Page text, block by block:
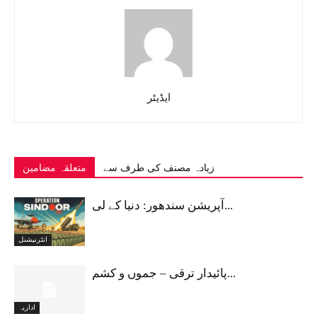
ایڈیٹر
متعلقہ مضامین زیادہ مصنف کی طرف سے
انٹرنیشنل
آپریشن سندھور: دنیا کے لی...
اداریہ
پائیدار ترقی – جموں و کشم...